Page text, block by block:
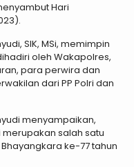
Hari
SIK, MSi, memimpin
oleh Wakapolres,
para perwira dan
dari PP Polri dan
menyampaikan,
salah satu
ke-77 tahun